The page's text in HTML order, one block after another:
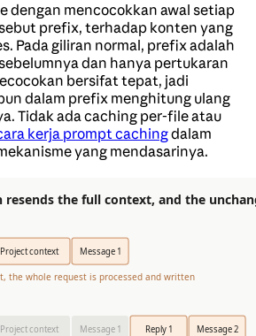
dengan mencocokkan awal setiap
prefix, terhadap konten yang
Pada giliran normal, prefix adalah
dan hanya pertukaran
bersifat tepat, jadi
dalam prefix menghitung ulang
Tidak ada caching per-file atau
kerja prompt cachingdalam
yang mendasarinya.